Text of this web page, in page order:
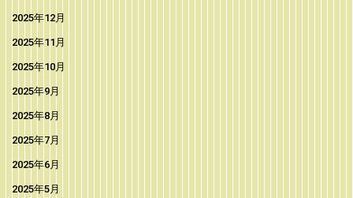
2025年12月
2025年11月
2025年10月
2025年9月
2025年8月
2025年7月
2025年6月
2025年5月